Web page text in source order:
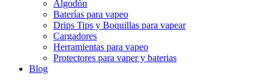
Algodón
Baterías para vapeo
Drips Tips y Boquillas para vapear
Cargadores
Herramientas para vapeo
Protectores para vaper y baterias
Blog